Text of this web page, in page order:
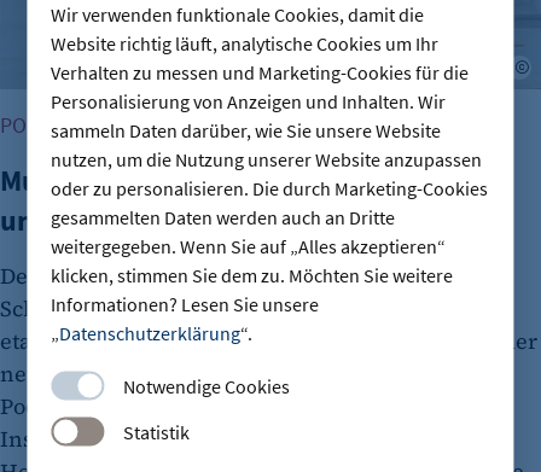
Wir verwenden funktionale Cookies, damit die
Website richtig läuft, analytische Cookies um Ihr
Verhalten zu messen und Marketing-Cookies für die
Personalisierung von Anzeigen und Inhalten. Wir
sammeln Daten darüber, wie Sie unsere Website
nutzen, um die Nutzung unserer Website anzupassen
oder zu personalisieren. Die durch Marketing-Cookies
gesammelten Daten werden auch an Dritte
weitergegeben. Wenn Sie auf „Alles akzeptieren“
klicken, stimmen Sie dem zu. Möchten Sie weitere
Informationen? Lesen Sie unsere
„Datenschutzerklärung“.
Notwendige Cookies
Statistik
PODCAST: BUSINESSZYKLEN, WENN MUT ANKLOPFT
Mut zur Nachfolge: Wenn sich Tradition
und Innovation treffen
Der Duden begleitet Generationen von
Schüler*innen und Erwachsenen. Doch auch
etablierte Unternehmen müssen sich immer wieder
neu erfinden. Laura Maria Schmidt spricht im
Podcast darüber, wie sie die Zukunft der Duden
Institute für Lerntherapie gestaltet und welche